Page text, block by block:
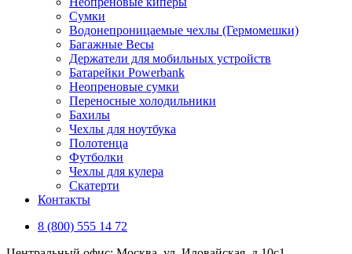
Сумки
Водонепроницаемые чехлы (Гермомешки)
Багажные Весы
Держатели для мобильных устройств
Батарейки Powerbank
Неопреновые сумки
Переносные холодильники
Бахилы
Чехлы для ноутбука
Полотенца
Футболки
Чехлы для кулера
Скатерти
Контакты
8 (800) 555 14 72